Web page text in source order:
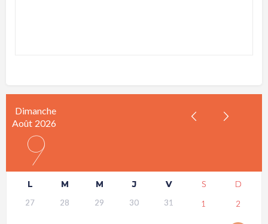
Dimanche
Août 2026
9
L M M J V S D
27 28 29 30 31 1 2